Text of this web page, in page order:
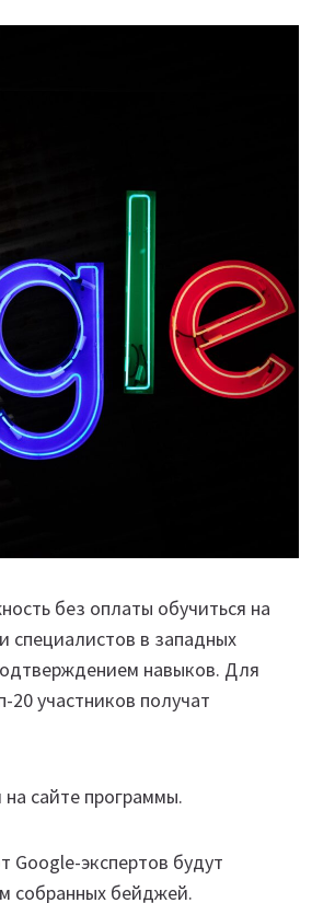
без оплаты обучиться на
специалистов в западных
навыков. Для
участников получат
сайте программы.
Google-экспертов будут
собранных бейджей.